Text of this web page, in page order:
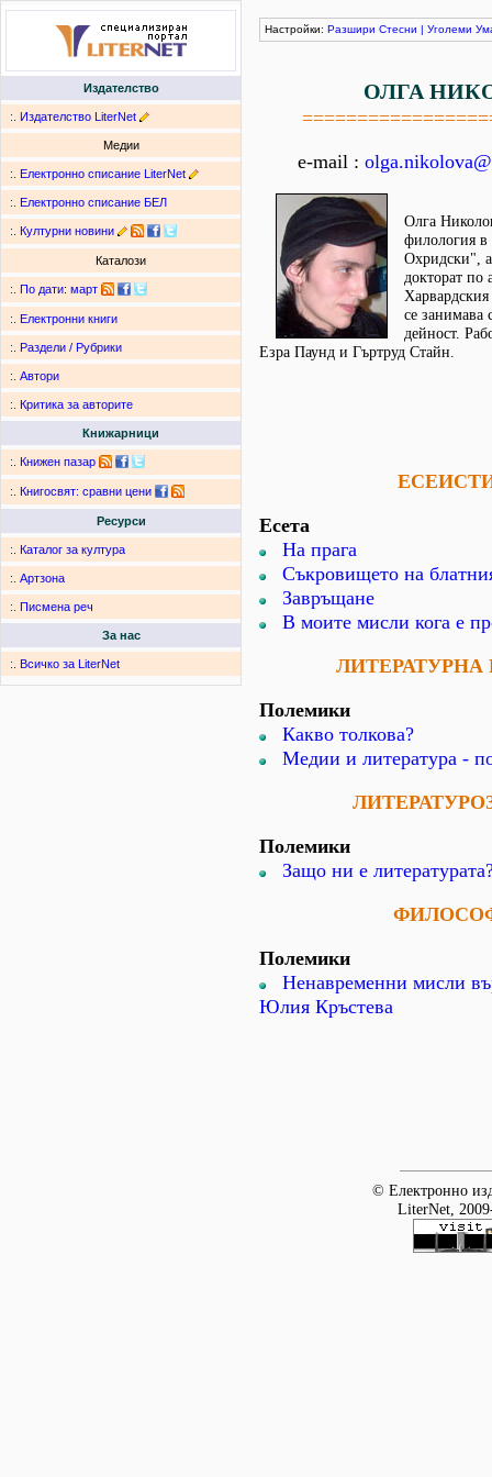
Издателство
:. Издателство LiterNet
Медии
:. Електронно списание LiterNet
:. Електронно списание БЕЛ
:. Културни новини
Каталози
:. По дати: март
:. Електронни книги
:. Раздели / Рубрики
:. Автори
:. Критика за авторите
Книжарници
:. Книжен пазар
:. Книгосвят: сравни цени
Ресурси
:. Каталог за култура
:. Артзона
:. Писмена реч
За нас
:. Всичко за LiterNet
Настройки: Разшири Стесни | Уголеми
ОЛГА
e-mail :
Олга
филология
Охридски",
докторат по
се занимава
дейност.
Езра Паунд и Гъртруд Стайн.
Есета
На прага
Съкровището на
Завръщане
В моите мисли кога е
ЛИТЕРАТУРНА
Полемики
Какво толкова?
Медии и литература -
Полемики
Защо ни е
Полемики
Ненавременни мисли
Юлия Кръстева
© Електронно
LiterNet,